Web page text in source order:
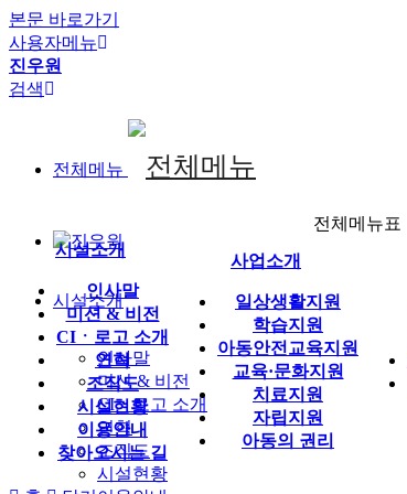
본문 바로가기
사용자메뉴
진우원
검색
전체메뉴
시설소개
인사말
미션 & 비전
CIㆍ로고 소개
연혁
조직도
시설현황
전체메뉴표
시설소개
인사말
미션 & 비전
CIㆍ로고 소개
연혁
조직도
시설현황
이용안내
찾아오시는 길
사업소개
일상생활지원
학습지원
아동안전교육지원
교육·문화지원
치료지원
자립지원
아동의 권리